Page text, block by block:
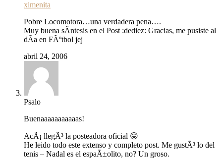
ximenita
Pobre Locomotora…una verdadera pena….
Muy buena sÃ­ntesis en el Post :dediez: Gracias, me pusiste al
dÃ­a en FÃºtbol jej
abril 24, 2006
Psalo
Buenaaaaaaaaaaas!
AcÃ¡ llegÃ³ la posteadora oficial 😛
He leido todo este extenso y completo post. Me gustÃ³ lo del
tenis – Nadal es el espaÃ±olito, no? Un groso.